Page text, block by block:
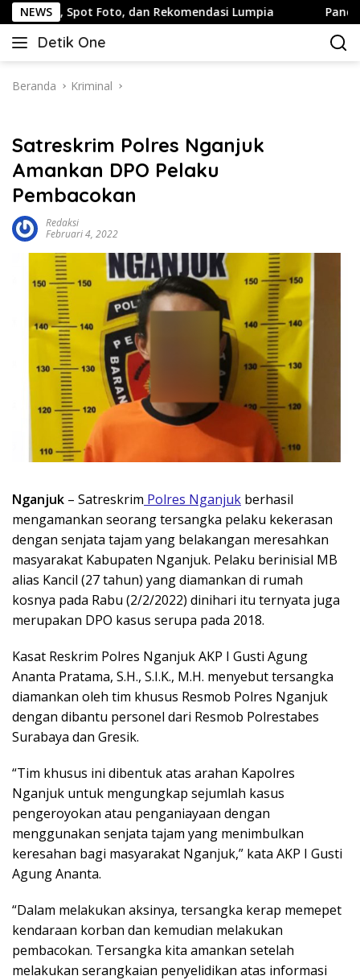
Langsung
ke
konten
NEWS
Foto, dan Rekomendasi Lumpia Panduan Wisata
Detik One
Tajam
Fakta
Beranda Kriminal
Satreskrim Polres Nganjuk
Amankan DPO Pelaku
Pembacokan
Redaksi
Februari 4, 2022
Nganjuk – Satreskrim Polres Nganjuk berhasil
mengamankan seorang tersangka pelaku kekerasan
dengan senjata tajam yang belakangan meresahkan
masyarakat Kabupaten Nganjuk. Pelaku berinisial MB
alias Kancil (27 tahun) yang diamankan di rumah
kosnya pada Rabu (2/2/2022) dinihari itu ternyata juga
merupakan DPO kasus serupa pada 2018.
Kasat Reskrim Polres Nganjuk AKP I Gusti Agung
Ananta Pratama, S.H., S.I.K., M.H. menyebut tersangka
diamankan oleh tim khusus Resmob Polres Nganjuk
dengan dibantu personel dari Resmob Polrestabes
Surabaya dan Gresik.
“Tim khusus ini dibentuk atas arahan Kapolres
Nganjuk untuk mengungkap sejumlah kasus
pengeroyokan atau penganiayaan dengan
menggunakan senjata tajam yang menimbulkan
keresahan bagi masyarakat Nganjuk,” kata AKP I Gusti
Agung Ananta.
“Dalam melakukan aksinya, tersangka kerap memepet
kendaraan korban dan kemudian melakukan
pembacokan. Tersangka kita amankan setelah
melakukan serangkaian penyelidikan atas informasi